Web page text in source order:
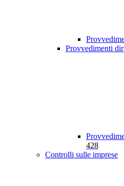
Provvedimenti
428
Controlli sulle imprese